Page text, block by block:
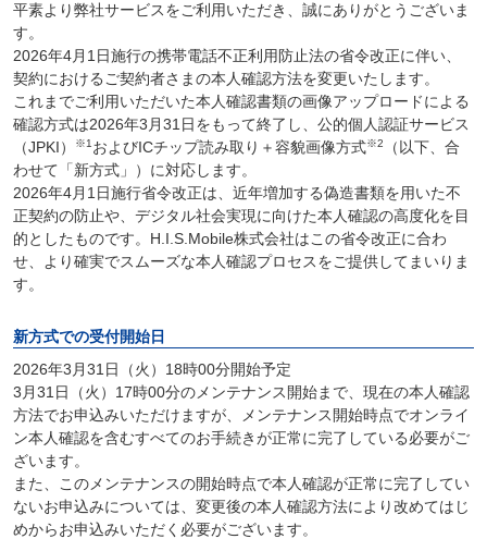
平素より弊社サービスをご利用いただき、誠にありがとうございま
す。
2026年4月1日施行の携帯電話不正利用防止法の省令改正に伴い、
契約におけるご契約者さまの本人確認方法を変更いたします。
これまでご利用いただいた本人確認書類の画像アップロードによる
確認方式は2026年3月31日をもって終了し、公的個人認証サービス
（JPKI）
※1 およびICチップ読み取り＋容貌画像方式※2
（以下、合
わせて「新方式」）に対応します。
2026年4月1日施行省令改正は、近年増加する偽造書類を用いた不
正契約の防止や、デジタル社会実現に向けた本人確認の高度化を目
的としたものです。H.I.S.Mobile株式会社はこの省令改正に合わ
せ、より確実でスムーズな本人確認プロセスをご提供してまいりま
す。
新方式での受付開始日
2026年3月31日（火）18時00分開始予定
3月31日（火）17時00分のメンテナンス開始まで、現在の本人確認
方法でお申込みいただけますが、メンテナンス開始時点でオンライ
ン本人確認を含むすべてのお手続きが正常に完了している必要がご
ざいます。
また、このメンテナンスの開始時点で本人確認が正常に完了してい
ないお申込みについては、変更後の本人確認方法により改めてはじ
めからお申込みいただく必要がございます。